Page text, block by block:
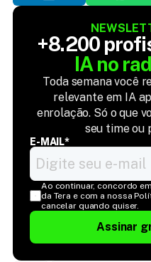
IA no
Toda semana você
relevante em IA
enrolação. Só o que
seu time ou
E-MAIL*
Ao continuar, concordo
da Tera e com a nossa
cancelar quando quiser.
Assinar